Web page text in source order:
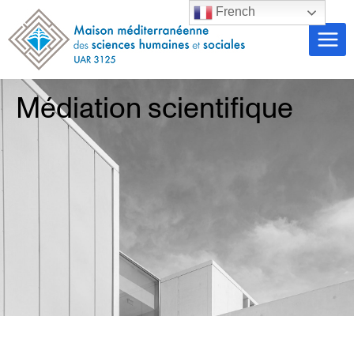
Médiation scientifique
French